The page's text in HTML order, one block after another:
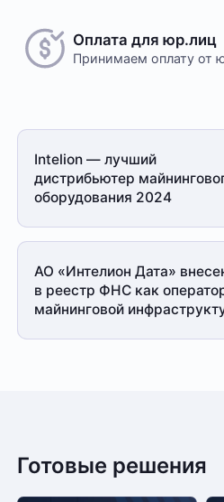
Оплата для юр.лиц
Принимаем оплату от
Intelion — лучший
дистрибьютер
оборудования 2024
АО «Интелион Дата»
в реестр ФНС как
майнинговой
Готовые решения